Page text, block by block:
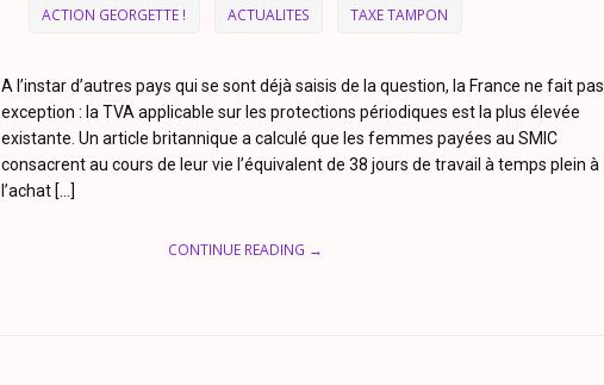
ACTION GEORGETTE ! ACTUALITES TAXE TAMPON
A l’instar d’autres pays qui se sont déjà saisis de la question, la France ne fait pas
exception : la TVA applicable sur les protections périodiques est la plus élevée
existante. Un article britannique a calculé que les femmes payées au SMIC
consacrent au cours de leur vie l’équivalent de 38 jours de travail à temps plein à
l’achat […]
CONTINUE READING →